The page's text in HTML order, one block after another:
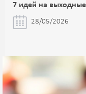
7 идей на
28/05/2026